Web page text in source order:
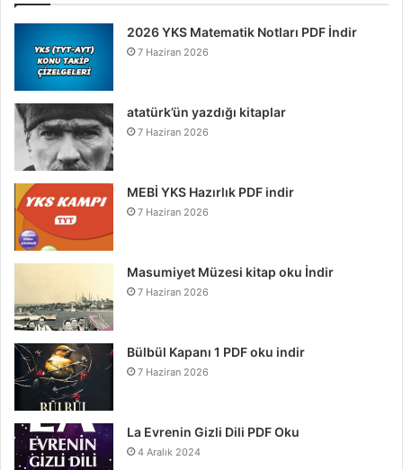
2026 YKS Matematik Notları PDF İndir
7 Haziran 2026
atatürk’ün yazdığı kitaplar
7 Haziran 2026
MEBİ YKS Hazırlık PDF indir
7 Haziran 2026
Masumiyet Müzesi kitap oku İndir
7 Haziran 2026
Bülbül Kapanı 1 PDF oku indir
7 Haziran 2026
La Evrenin Gizli Dili PDF Oku
4 Aralık 2024